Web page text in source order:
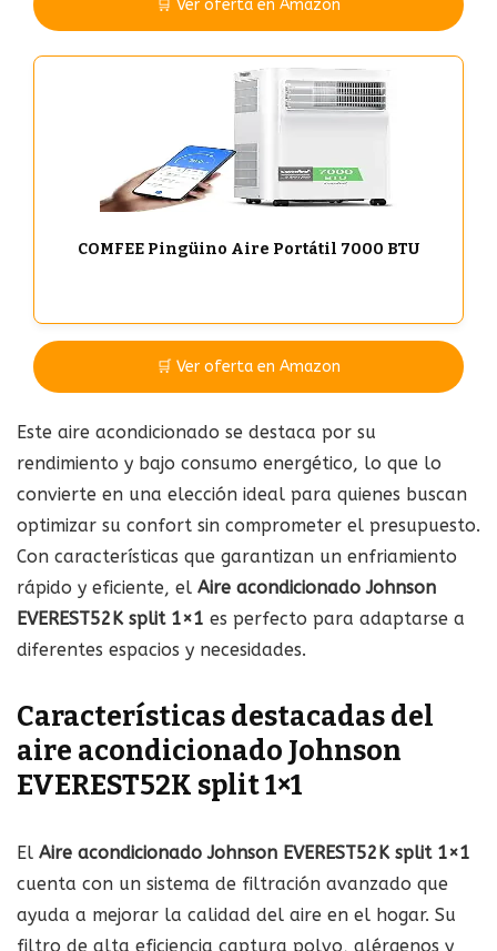
🛒 Ver oferta en Amazon
COMFEE Pingüino Aire Portátil 7000 BTU
🛒 Ver oferta en Amazon
Este aire acondicionado se destaca por su
rendimiento y bajo consumo energético, lo que lo
convierte en una elección ideal para quienes buscan
optimizar su confort sin comprometer el presupuesto.
Con características que garantizan un enfriamiento
rápido y eficiente, el Aire acondicionado Johnson
EVEREST52K split 1×1 es perfecto para adaptarse a
diferentes espacios y necesidades.
Características destacadas del
aire acondicionado Johnson
EVEREST52K split 1×1
El Aire acondicionado Johnson EVEREST52K split 1×1
cuenta con un sistema de filtración avanzado que
ayuda a mejorar la calidad del aire en el hogar. Su
filtro de alta eficiencia captura polvo, alérgenos y